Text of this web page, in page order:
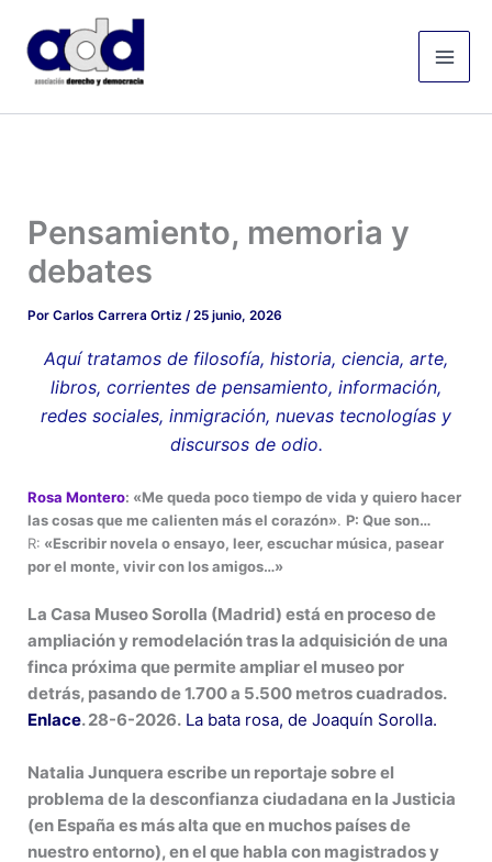
contenido
Pensamiento, memoria y
debates
PorCarlos Carrera Ortiz/25 junio, 2026
Aquí tratamos de filosofía, historia, ciencia, arte,
libros, corrientes de pensamiento, información,
redes sociales, inmigración, nuevas tecnologías y
discursos de odio.
Rosa Montero: «Me queda poco tiempo de vida y quiero hacer
las cosas que me calienten más el corazón». P: Que son…
R: «Escribir novela o ensayo, leer, escuchar música, pasear
por el monte, vivir con los amigos…»
La Casa Museo Sorolla (Madrid) está en proceso de
ampliación y remodelación tras la adquisición de una
finca próxima que permite ampliar el museo por
detrás, pasando de 1.700 a 5.500 metros cuadrados.
Enlace. 28-6-2026. La bata rosa, de Joaquín Sorolla.
Natalia Junquera escribe un reportaje sobre el
problema de la desconfianza ciudadana en la Justicia
(en España es más alta que en muchos países de
nuestro entorno), en el que habla con magistrados y